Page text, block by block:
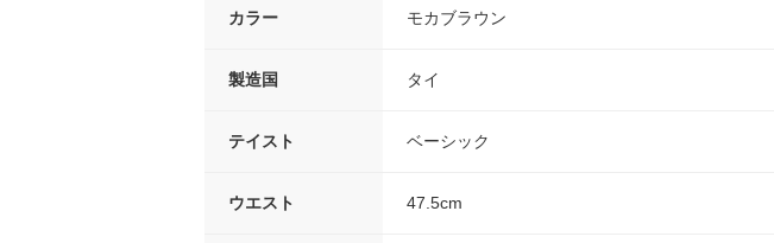
カラー モカブラウン
製造国 タイ
テイスト ベーシック
ウエスト 47.5cm